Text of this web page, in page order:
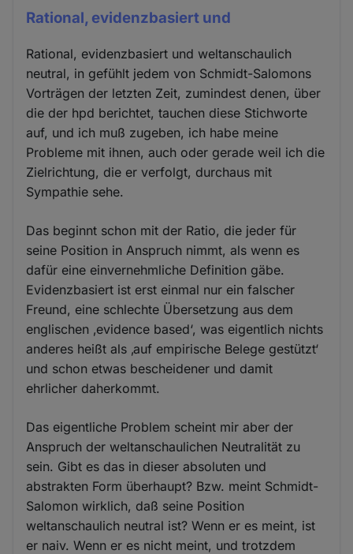
Rational, evidenzbasiert und
Rational, evidenzbasiert und weltanschaulich
neutral, in gefühlt jedem von Schmidt-Salomons
Vorträgen der letzten Zeit, zumindest denen, über
die der hpd berichtet, tauchen diese Stichworte
auf, und ich muß zugeben, ich habe meine
Probleme mit ihnen, auch oder gerade weil ich die
Zielrichtung, die er verfolgt, durchaus mit
Sympathie sehe.
Das beginnt schon mit der Ratio, die jeder für
seine Position in Anspruch nimmt, als wenn es
dafür eine einvernehmliche Definition gäbe.
Evidenzbasiert ist erst einmal nur ein falscher
Freund, eine schlechte Übersetzung aus dem
englischen ‚evidence based‘, was eigentlich nichts
anderes heißt als ‚auf empirische Belege gestützt‘
und schon etwas bescheidener und damit
ehrlicher daherkommt.
Das eigentliche Problem scheint mir aber der
Anspruch der weltanschaulichen Neutralität zu
sein. Gibt es das in dieser absoluten und
abstrakten Form überhaupt? Bzw. meint Schmidt-
Salomon wirklich, daß seine Position
weltanschaulich neutral ist? Wenn er es meint, ist
er naiv. Wenn er es nicht meint, und trotzdem